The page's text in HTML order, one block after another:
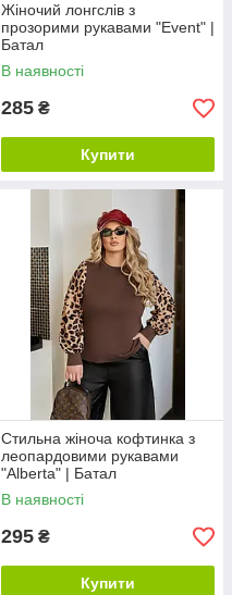
Жіночий лонгслів з
прозорими рукавами "Event" |
Батал
В наявності
285 ₴
Купити
Стильна жіноча кофтинка з
леопардовими рукавами
"Alberta" | Батал
В наявності
295 ₴
Купити